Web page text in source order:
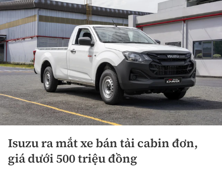
Isuzu ra mắt xe bán tải cabin đơn,
giá dưới 500 triệu đồng